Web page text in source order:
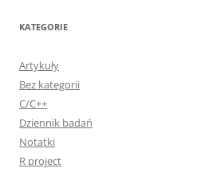
KATEGORIE
Artykuły
Bez kategorii
C/C++
Dziennik badań
Notatki
R project